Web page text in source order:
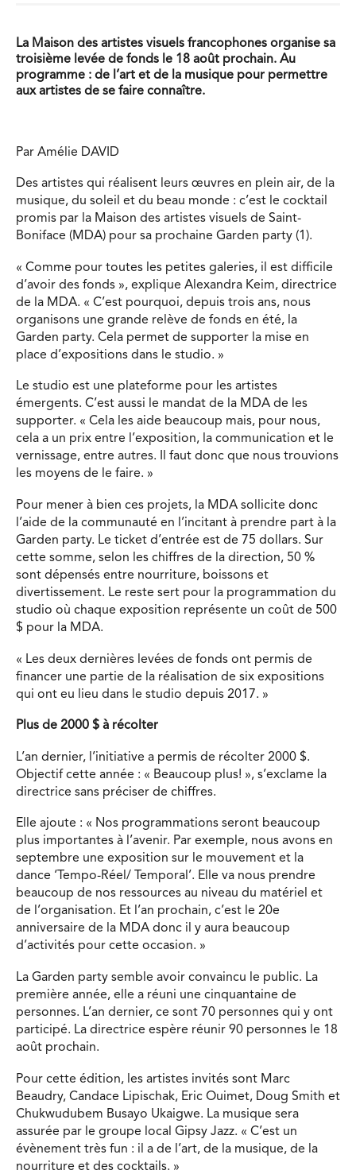
La Maison des artistes visuels francophones organise sa
troisième levée de fonds le 18 août prochain. Au
programme : de l’art et de la musique pour permettre
aux artistes de se faire connaître.
Par Amélie DAVID
Des artistes qui réalisent leurs œuvres en plein air, de la
musique, du soleil et du beau monde : c’est le cocktail
promis par la Maison des artistes visuels de Saint-
Boniface (MDA) pour sa prochaine Garden party (1).
« Comme pour toutes les petites galeries, il est difficile
d’avoir des fonds », explique Alexandra Keim, directrice
de la MDA. « C’est pourquoi, depuis trois ans, nous
organisons une grande relève de fonds en été, la
Garden party. Cela permet de supporter la mise en
place d’expositions dans le studio. »
Le studio est une plateforme pour les artistes
émergents. C’est aussi le mandat de la MDA de les
supporter. « Cela les aide beaucoup mais, pour nous,
cela a un prix entre l’exposition, la communication et le
vernissage, entre autres. Il faut donc que nous trouvions
les moyens de le faire. »
Pour mener à bien ces projets, la MDA sollicite donc
l’aide de la communauté en l’incitant à prendre part à la
Garden party. Le ticket d’entrée est de 75 dollars. Sur
cette somme, selon les chiffres de la direction, 50 %
sont dépensés entre nourriture, boissons et
divertissement. Le reste sert pour la programmation du
studio où chaque exposition représente un coût de 500
$ pour la MDA.
« Les deux dernières levées de fonds ont permis de
financer une partie de la réalisation de six expositions
qui ont eu lieu dans le studio depuis 2017. »
Plus de 2000 $ à récolter
L’an dernier, l’initiative a permis de récolter 2000 $.
Objectif cette année : « Beaucoup plus! », s’exclame la
directrice sans préciser de chiffres.
Elle ajoute : « Nos programmations seront beaucoup
plus importantes à l’avenir. Par exemple, nous avons en
septembre une exposition sur le mouvement et la
dance ‘Tempo-Réel/ Temporal’. Elle va nous prendre
beaucoup de nos ressources au niveau du matériel et
de l’organisation. Et l’an prochain, c’est le 20e
anniversaire de la MDA donc il y aura beaucoup
d’activités pour cette occasion. »
La Garden party semble avoir convaincu le public. La
première année, elle a réuni une cinquantaine de
personnes. L’an dernier, ce sont 70 personnes qui y ont
participé. La directrice espère réunir 90 personnes le 18
août prochain.
Pour cette édition, les artistes invités sont Marc
Beaudry, Candace Lipischak, Eric Ouimet, Doug Smith et
Chukwudubem Busayo Ukaigwe. La musique sera
assurée par le groupe local Gipsy Jazz. « C’est un
évènement très fun : il a de l’art, de la musique, de la
nourriture et des cocktails. »